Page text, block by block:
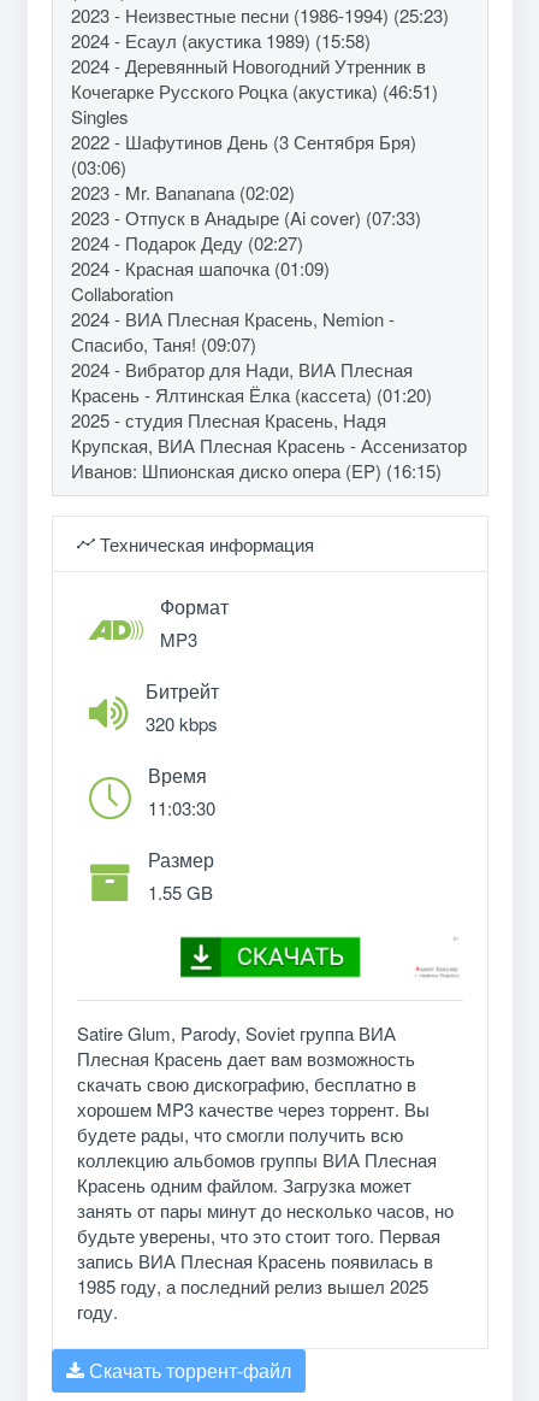
2023 - Неизвестные песни (1986-1994) (25:23)
2024 - Есаул (акустика 1989) (15:58)
2024 - Деревянный Новогодний Утренник в
Кочегарке Русского Роцка (акустика) (46:51)
Singles
2022 - Шафутинов День (3 Сентября Бря)
(03:06)
2023 - Mr. Bananana (02:02)
2023 - Отпуск в Анадыре (Ai cover) (07:33)
2024 - Подарок Деду (02:27)
2024 - Красная шапочка (01:09)
Collaboration
2024 - ВИА Плесная Красень, Nemion -
Спасибо, Таня! (09:07)
2024 - Вибратор для Нади, ВИА Плесная
Красень - Ялтинская Ёлка (кассета) (01:20)
2025 - студия Плесная Красень, Надя
Крупская, ВИА Плесная Красень - Ассенизатор
Иванов: Шпионская диско опера (EP) (16:15)
Техническая информация
Формат
MP3
Битрейт
320 kbps
Время
11:03:30
Размер
1.55 GB
Satire Glum, Parody, Soviet группа ВИА
Плесная Красень дает вам возможность
скачать свою дискографию, бесплатно в
хорошем MP3 качестве через торрент. Вы
будете рады, что смогли получить всю
коллекцию альбомов группы ВИА Плесная
Красень одним файлом. Загрузка может
занять от пары минут до несколько часов, но
будьте уверены, что это стоит того. Первая
запись ВИА Плесная Красень появилась в
1985 году, а последний релиз вышел 2025
году.
Скачать торрент-файл